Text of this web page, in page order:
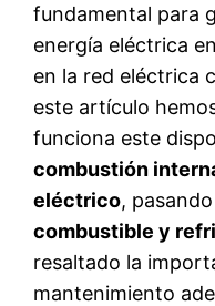
fundamental para
energía eléctrica
en la red eléctrica
este artículo
funciona este
combustión
eléctrico,
combustible y
resaltado la
mantenimiento